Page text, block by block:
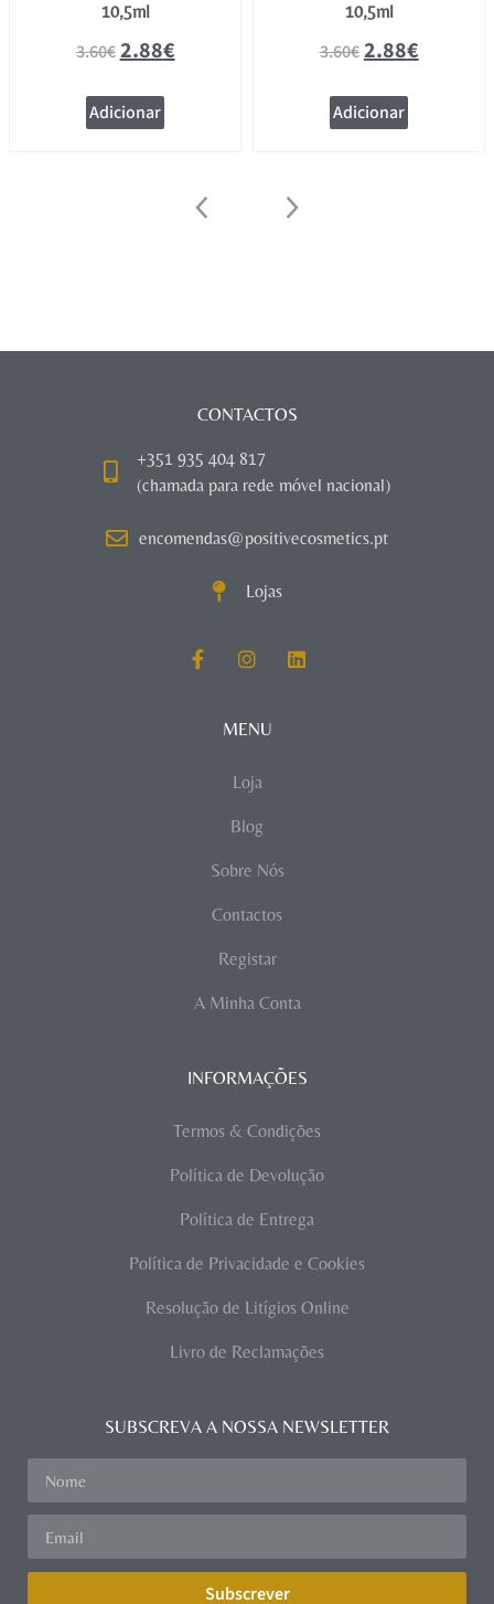
10,5ml
3.60€2.88€
Adicionar
10,5ml
3.60€2.88€
Adicionar
CONTACTOS
+351 935 404 817
(chamada para rede móvel nacional)
encomendas@positivecosmetics.pt
Lojas
MENU
Loja
Blog
Sobre Nós
Contactos
Registar
A Minha Conta
INFORMAÇÕES
Termos & Condições
Política de Devolução
Política de Entrega
Política de Privacidade e Cookies
Resolução de Litígios Online
Livro de Reclamações
SUBSCREVA A NOSSA NEWSLETTER
Subscrever